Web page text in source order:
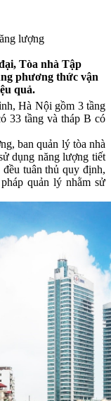
lượng
Tòa nhà Tập
phương thức vận
quả.
Hà Nội gồm 3 tầng
33 tầng và tháp B có
ban quản lý tòa nhà
dụng năng lượng tiết
tuân thủ quy định,
quản lý nhằm sử